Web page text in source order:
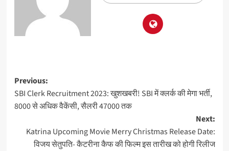
Previous:
SBI Clerk Recruitment 2023: खुशखबरी! SBI में क्लर्क की मेगा भर्ती,
8000 से अधिक वैकेंसी, सैलरी 47000 तक
Next:
Katrina Upcoming Movie Merry Christmas Release Date:
विजय सेतुपति- कैटरीना कैफ की फिल्म इस तारीख को होगी रिलीज